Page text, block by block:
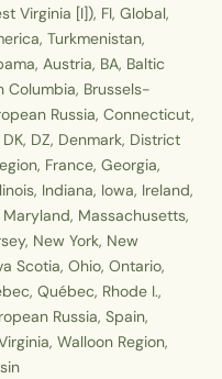
Virginia [I]), FI, Global,
Turkmenistan,
Austria, BA, Baltic
Columbia, Brussels-
Russia, Connecticut,
DZ, Denmark, District
France, Georgia,
Indiana, Iowa, Ireland,
Maryland, Massachusetts,
New York, New
Scotia, Ohio, Ontario,
Québec, Rhode I.,
Russia, Spain,
Walloon Region,